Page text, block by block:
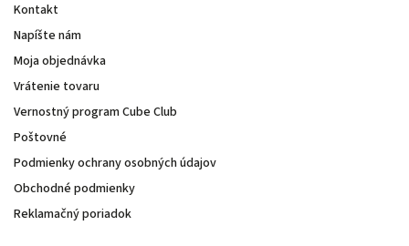
Kontakt
Napíšte nám
Moja objednávka
Vrátenie tovaru
Vernostný program Cube Club
Poštovné
Podmienky ochrany osobných údajov
Obchodné podmienky
Reklamačný poriadok